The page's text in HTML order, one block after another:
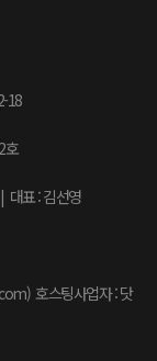
18
호
| 대표 : 김선영
호스팅사업자 : 닷